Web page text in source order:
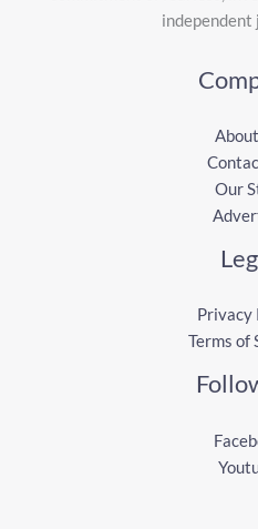
independent
Our
Privacy
Terms of